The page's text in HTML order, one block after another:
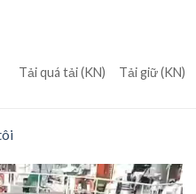
Tải quá tải (KN) Tải giữ (KN)